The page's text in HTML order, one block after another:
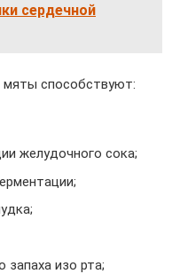
сердечной
мяты способствуют:
желудочного сока;
запаха изо рта;